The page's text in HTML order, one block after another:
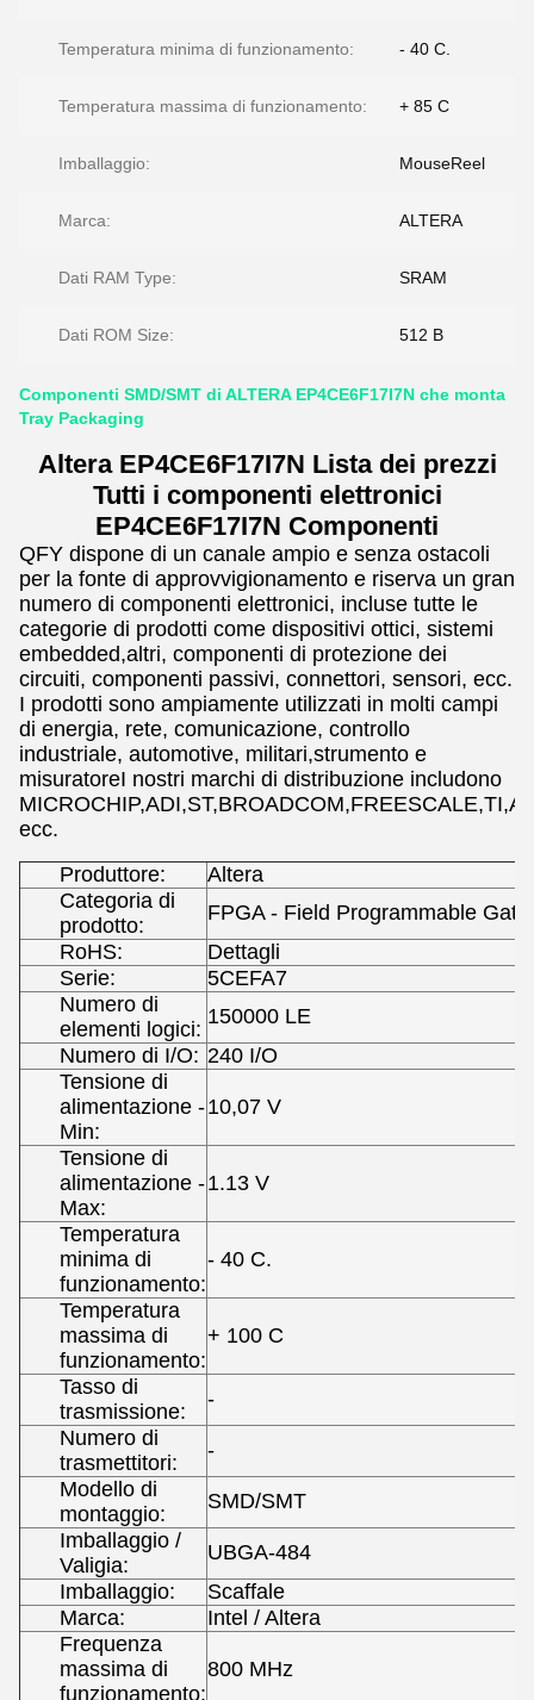
Temperatura minima di funzionamento: - 40 C.
Temperatura massima di funzionamento: + 85 C
Imballaggio: MouseReel
Marca: ALTERA
Dati RAM Type: SRAM
Dati ROM Size: 512 B
Componenti SMD/SMT di ALTERA EP4CE6F17I7N che monta
Tray Packaging
Altera EP4CE6F17I7N Lista dei prezzi
Tutti i componenti elettronici
EP4CE6F17I7N Componenti
QFY dispone di un canale ampio e senza ostacoli
per la fonte di approvvigionamento e riserva un gran
numero di componenti elettronici, incluse tutte le
categorie di prodotti come dispositivi ottici, sistemi
embedded,altri, componenti di protezione dei
circuiti, componenti passivi, connettori, sensori, ecc.
I prodotti sono ampiamente utilizzati in molti campi
di energia, rete, comunicazione, controllo
industriale, automotive, militari,strumento e
misuratoreI nostri marchi di distribuzione includono
ecc.
Produttore:
Altera
Categoria di
prodotto:
FPGA - Field Programmable Gate
RoHS:
Dettagli
Serie:
5CEFA7
Numero di
elementi logici:
150000 LE
Numero di I/O: 240 I/O
Tensione di
alimentazione -
Min:
10,07 V
Tensione di
alimentazione -
Max:
1.13 V
Temperatura
minima di
funzionamento:
- 40 C.
Temperatura
massima di
funzionamento:
+ 100 C
Tasso di
trasmissione:
-
Numero di
trasmettitori:
-
Modello di
montaggio:
SMD/SMT
Imballaggio /
Valigia:
UBGA-484
Imballaggio:
Scaffale
Marca:
Intel / Altera
Frequenza
massima di
funzionamento:
800 MHz